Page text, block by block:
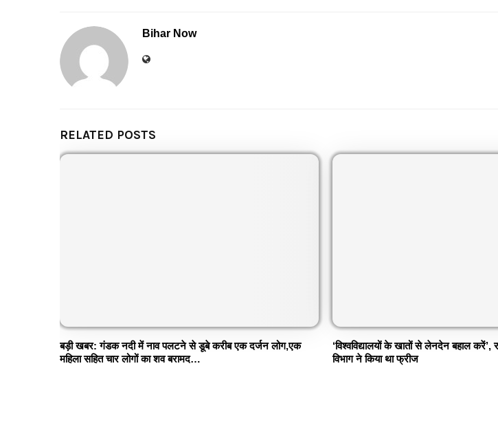
Bihar Now
RELATED POSTS
बड़ी खबर: गंडक नदी में नाव पलटने से डूबे करीब एक दर्जन लोग,एक
महिला सहित चार लोगों का शव बरामद…
‘विश्वविद्यालयों के खातों से लेनदेन बहाल
विभाग ने किया था फ्रीज